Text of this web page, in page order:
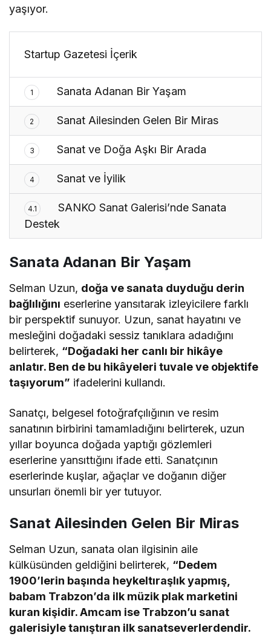
yaşıyor.
Startup Gazetesi İçerik
1 Sanata Adanan Bir Yaşam
2 Sanat Ailesinden Gelen Bir Miras
3 Sanat ve Doğa Aşkı Bir Arada
4 Sanat ve İyilik
4.1
SANKO Sanat Galerisi’nde Sanata
Destek
Sanata Adanan Bir Yaşam
Selman Uzun, doğa ve sanata duyduğu derin
bağlılığını eserlerine yansıtarak izleyicilere farklı
bir perspektif sunuyor. Uzun, sanat hayatını ve
mesleğini doğadaki sessiz tanıklara adadığını
belirterek, “Doğadaki her canlı bir hikâye
anlatır. Ben de bu hikâyeleri tuvale ve objektife
taşıyorum” ifadelerini kullandı.
Sanatçı, belgesel fotoğrafçılığının ve resim
sanatının birbirini tamamladığını belirterek, uzun
yıllar boyunca doğada yaptığı gözlemleri
eserlerine yansıttığını ifade etti. Sanatçının
eserlerinde kuşlar, ağaçlar ve doğanın diğer
unsurları önemli bir yer tutuyor.
Sanat Ailesinden Gelen Bir Miras
Selman Uzun, sanata olan ilgisinin aile
külküsünden geldiğini belirterek, “Dedem
1900’lerin başında heykeltıraşlık yapmış,
babam Trabzon’da ilk müzik plak marketini
kuran kişidir. Amcam ise Trabzon’u sanat
galerisiyle tanıştıran ilk sanatseverlerdendir.